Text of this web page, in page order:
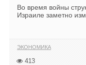
Во время войны
Израиле заметно
ЭКОНОМИКА
413